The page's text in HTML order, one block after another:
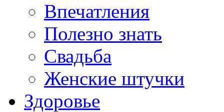
Впечатления
Полезно знать
Свадьба
Женские штучки
Здоровье